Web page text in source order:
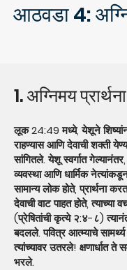
आठवडा 4:
1. अग्निमय प्रार्थना
लूक 24:49 मध्ये, येशूने
राहण्यास आणि देवाची शक्ती
सांगितले. येशू स्वर्गात
व्यवस्था आणि धार्मिक
सामान्य लोक होते, प्रार्थना
देवाची वाट पाहत होते, त्याच्या
(प्रेषितांची कृत्ये २:४-८)
बदलले. पवित्र आत्म्याचे
त्यांच्यावर उतरले! क्षणार्धात ते
भरले.